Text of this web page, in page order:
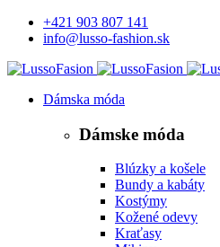
+421 903 807 141
info@lusso-fashion.sk
Dámska móda
Dámske móda
Blúzky a košele
Bundy a kabáty
Kostýmy
Kožené odevy
Kraťasy